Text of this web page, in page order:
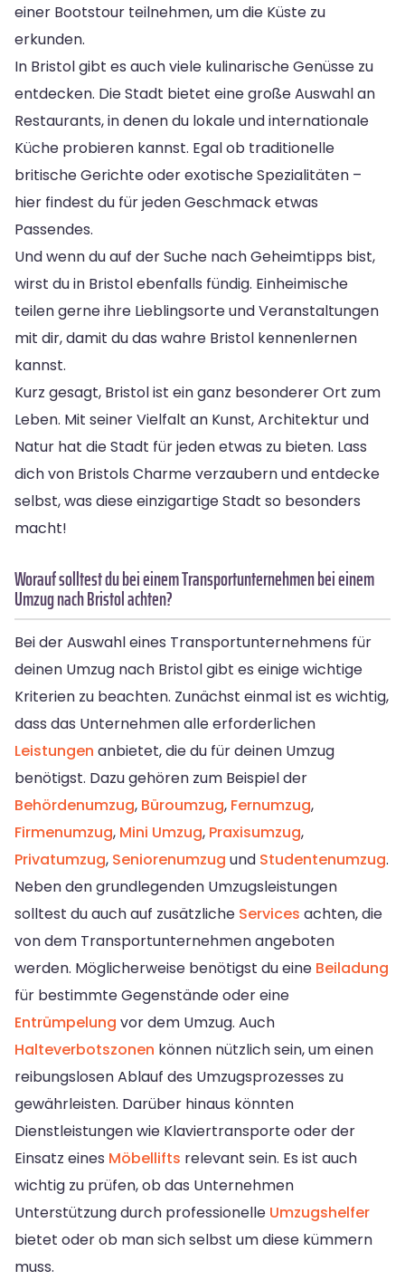
einer Bootstour teilnehmen, um die Küste zu
erkunden.
In Bristol gibt es auch viele kulinarische Genüsse zu
entdecken. Die Stadt bietet eine große Auswahl an
Restaurants, in denen du lokale und internationale
Küche probieren kannst. Egal ob traditionelle
britische Gerichte oder exotische Spezialitäten –
hier findest du für jeden Geschmack etwas
Passendes.
Und wenn du auf der Suche nach Geheimtipps bist,
wirst du in Bristol ebenfalls fündig. Einheimische
teilen gerne ihre Lieblingsorte und Veranstaltungen
mit dir, damit du das wahre Bristol kennenlernen
kannst.
Kurz gesagt, Bristol ist ein ganz besonderer Ort zum
Leben. Mit seiner Vielfalt an Kunst, Architektur und
Natur hat die Stadt für jeden etwas zu bieten. Lass
dich von Bristols Charme verzaubern und entdecke
selbst, was diese einzigartige Stadt so besonders
macht!
Worauf solltest du bei einem Transportunternehmen bei einem
Umzug nach Bristol achten?
Bei der Auswahl eines Transportunternehmens für
deinen Umzug nach Bristol gibt es einige wichtige
Kriterien zu beachten. Zunächst einmal ist es wichtig,
dass das Unternehmen alle erforderlichen
Leistungen anbietet, die du für deinen Umzug
benötigst. Dazu gehören zum Beispiel der
Behördenumzug, Büroumzug, Fernumzug,
Firmenumzug, Mini Umzug, Praxisumzug,
Privatumzug, Seniorenumzug und Studentenumzug.
Neben den grundlegenden Umzugsleistungen
solltest du auch auf zusätzliche Services achten, die
von dem Transportunternehmen angeboten
werden. Möglicherweise benötigst du eine Beiladung
für bestimmte Gegenstände oder eine
Entrümpelung vor dem Umzug. Auch
Halteverbotszonen können nützlich sein, um einen
reibungslosen Ablauf des Umzugsprozesses zu
gewährleisten. Darüber hinaus könnten
Dienstleistungen wie Klaviertransporte oder der
Einsatz eines Möbellifts relevant sein. Es ist auch
wichtig zu prüfen, ob das Unternehmen
Unterstützung durch professionelle Umzugshelfer
bietet oder ob man sich selbst um diese kümmern
muss.